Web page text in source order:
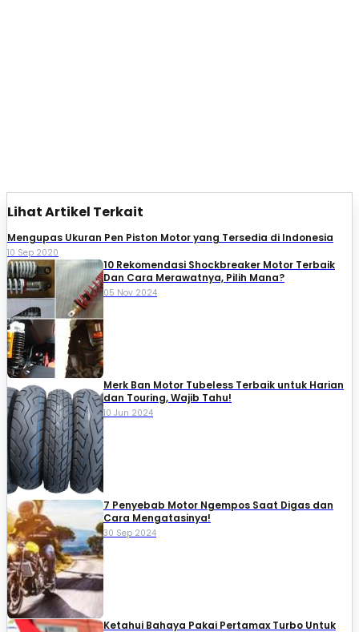
Lihat Artikel Terkait
Mengupas Ukuran Pen Piston Motor yang Tersedia di Indonesia
10 Sep 2020
10 Rekomendasi Shockbreaker Motor Terbaik
Dan Cara Merawatnya, Pilih Mana?
05 Nov 2024
Merk Ban Motor Tubeless Terbaik untuk Harian
dan Touring, Wajib Tahu!
10 Jun 2024
7 Penyebab Motor Ngempos Saat Digas dan
Cara Mengatasinya!
30 Sep 2024
Ketahui Bahaya Pakai Pertamax Turbo Untuk